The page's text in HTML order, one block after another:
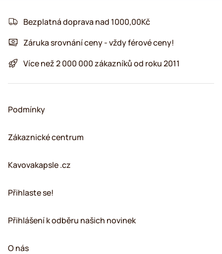
Bezplatná doprava nad 1000,00Kč
Záruka srovnání ceny - vždy férové ceny!
Více než 2 000 000 zákazníků od roku 2011
Podmínky
Zákaznické centrum
Kavovakapsle .cz
Přihlaste se!
Přihlášení k odběru našich novinek
O nás